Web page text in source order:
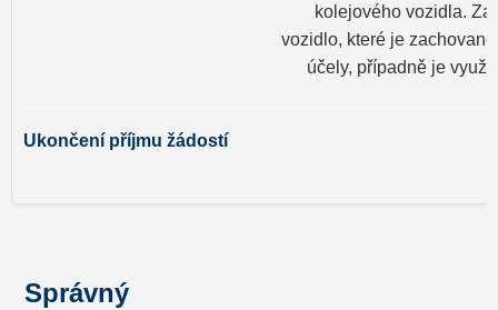
kolejového vozidla.
vozidlo, které je
účely, případně je
Správný